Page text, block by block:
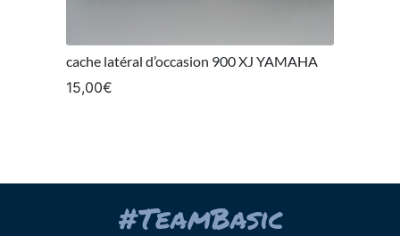
cache latéral d’occasion 900 XJ YAMAHA
15,00€